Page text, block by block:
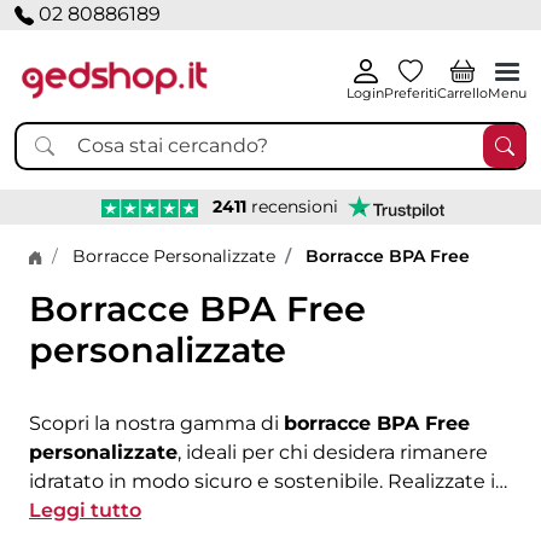
02 80886189
LoginPreferitiCarrelloMenu
2411 recensioni
Home page
Borracce Personalizzate Borracce BPA Free
Borracce BPA Free
personalizzate
Scopri la nostra gamma di borracce BPA Free
personalizzate, ideali per chi desidera rimanere
idratato in modo sicuro e sostenibile. Realizzate in
plastica BPA free, queste borracce sono perfette
Leggi tutto